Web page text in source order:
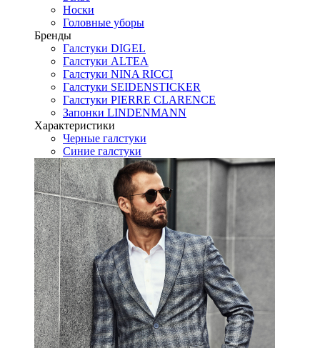
Носки
Головные уборы
Бренды
Галстуки DIGEL
Галстуки ALTEA
Галстуки NINA RICCI
Галстуки SEIDENSTICKER
Галстуки PIERRE CLARENCE
Запонки LINDENMANN
Характеристики
Черные галстуки
Синие галстуки